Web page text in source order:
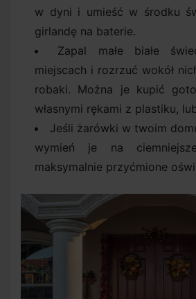
w dyni i umieść w środku
girlandę na baterie.
Zapal małe białe
miejscach i rozrzuć wokół
robaki. Można je kupić
własnymi rękami z plastiku,
Jeśli żarówki w twoim
wymień je na
maksymalnie przyćmione